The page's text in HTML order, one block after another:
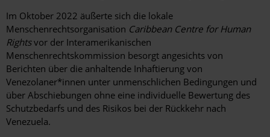
Im Oktober 2022 äußerte sich die lokale
Menschenrechtsorganisation Caribbean Centre for Human
Rightsvor der Interamerikanischen
Menschenrechtskommission besorgt angesichts von
Berichten über die anhaltende Inhaftierung von
Venezolaner*innen unter unmenschlichen Bedingungen und
über Abschiebungen ohne eine individuelle Bewertung des
Schutzbedarfs und des Risikos bei der Rückkehr nach
Venezuela.